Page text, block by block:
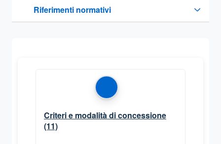
Riferimenti normativi
Sezione compressa
Criteri e modalità di concessione
(11)